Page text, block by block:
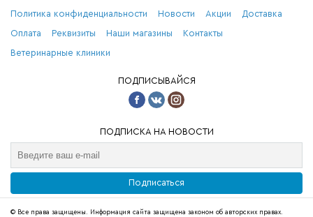
Политика конфиденциальности Новости Акции Доставка
Оплата Реквизиты Наши магазины Контакты
Ветеринарные клиники
ПОДПИСЫВАЙСЯ
ПОДПИСКА НА НОВОСТИ
Подписаться
© Все права защищены. Информация сайта защищена законом об авторских правах.